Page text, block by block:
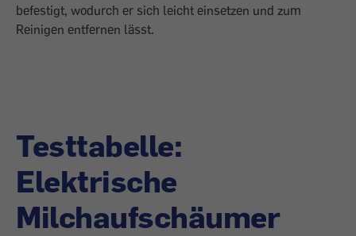
befestigt, wodurch er sich leicht einsetzen und zum
Reinigen entfernen lässt.
Testtabelle:
Elektrische
Milchaufschäumer